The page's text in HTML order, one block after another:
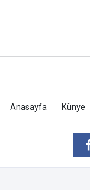
Anasayfa Künye